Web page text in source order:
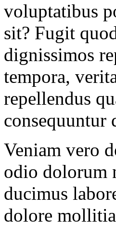
voluptatibus
sit? Fugit
dignissimos
tempora,
repellendus
consequuntur
Veniam vero
odio dolorum
ducimus
dolore